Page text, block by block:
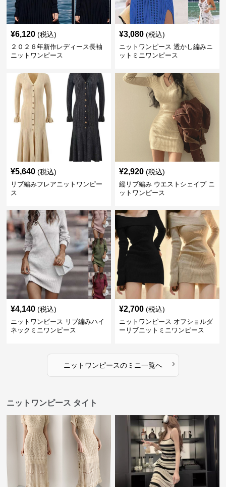
¥6,120 (税込)
２０２６年新作レディース長袖
ニットワンピース
¥3,080 (税込)
ニットワンピース 透かし編みニ
ットミニワンピース
¥5,640 (税込)
リブ編みフレアニットワンピー
ス
¥2,920 (税込)
縦リブ編み ウエストシェイプ ニ
ットワンピース
¥4,140 (税込)
ニットワンピース リブ編みハイ
ネックミニワンピース
¥2,700 (税込)
ニットワンピース オフショルダ
ーリブニットミニワンピース
ニットワンピースのミニ一覧へ ›
ニットワンピース タイト